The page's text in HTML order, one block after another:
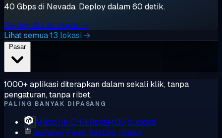
40 Gbps di Nevada. Deploy dalam 60 detik.
Deploy di Las Vegas →
Lihat semua 13 lokasi →
Pasar
1000+ aplikasi diterapkan dalam sekali klik, tanpa
pengaturan, tanpa ribet.
PALING BANYAK DIPASANG
MikroTik CHR RouterOS di cloud
aaPanel Panel hosting ringan